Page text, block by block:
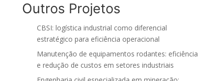
Outros Projetos
CBSI: logística industrial como diferencial
estratégico para eficiência operacional
Manutenção de equipamentos rodantes: eficiência
e redução de custos em setores industriais